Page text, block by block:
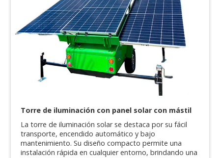
Torre de iluminación con panel solar con mástil
La torre de iluminación solar se destaca por su fácil
transporte, encendido automático y bajo
mantenimiento. Su diseño compacto permite una
instalación rápida en cualquier entorno, brindando una